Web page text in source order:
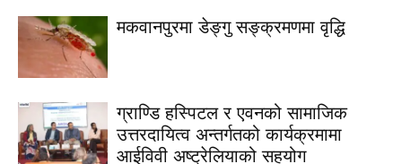
मकवानपुरमा डेङ्गु सङ्क्रमणमा वृद्धि
ग्राण्डि हस्पिटल र एवनको सामाजिक
उत्तरदायित्व अन्तर्गतको कार्यक्रमामा
आईविवी अष्ट्रेलियाको सहयोग